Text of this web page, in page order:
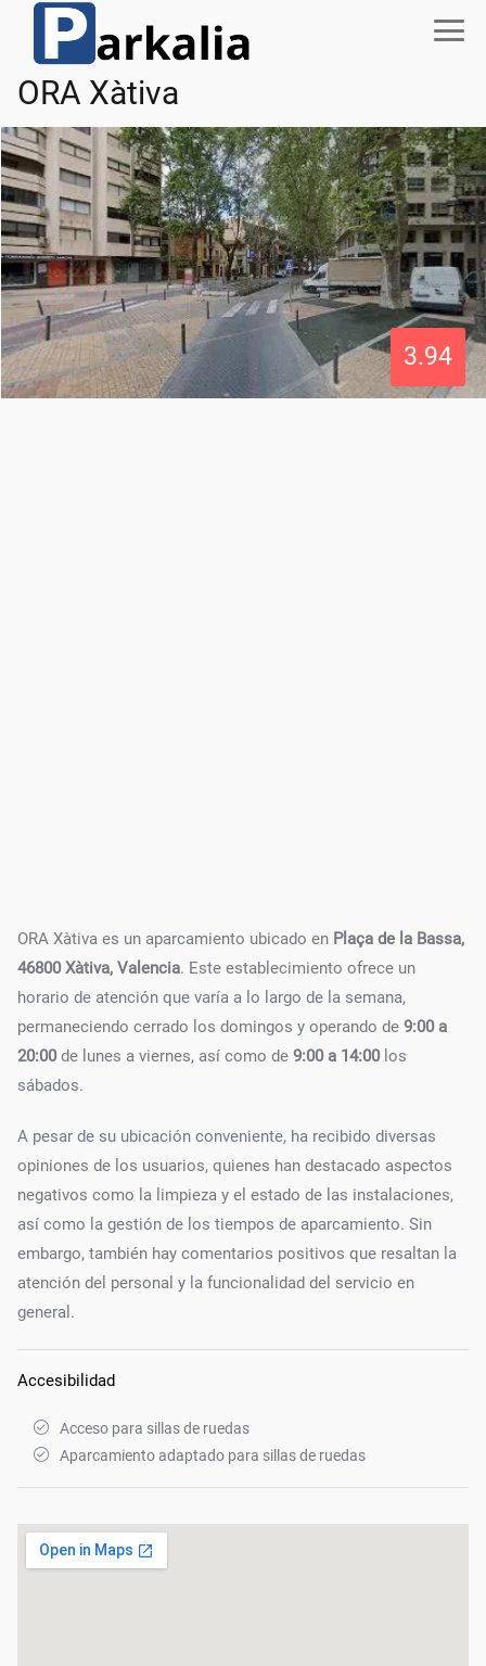
ORA Xàtiva
3.94
ORA Xàtiva es un aparcamiento ubicado en Plaça de la Bassa,
46800 Xàtiva, Valencia. Este establecimiento ofrece un
horario de atención que varía a lo largo de la semana,
permaneciendo cerrado los domingos y operando de 9:00 a
20:00de lunes a viernes, así como de 9:00 a 14:00los
sábados.
A pesar de su ubicación conveniente, ha recibido diversas
opiniones de los usuarios, quienes han destacado aspectos
negativos como la limpieza y el estado de las instalaciones,
así como la gestión de los tiempos de aparcamiento. Sin
embargo, también hay comentarios positivos que resaltan la
atención del personal y la funcionalidad del servicio en
general.
Accesibilidad
Acceso para sillas de ruedas
Aparcamiento adaptado para sillas de ruedas